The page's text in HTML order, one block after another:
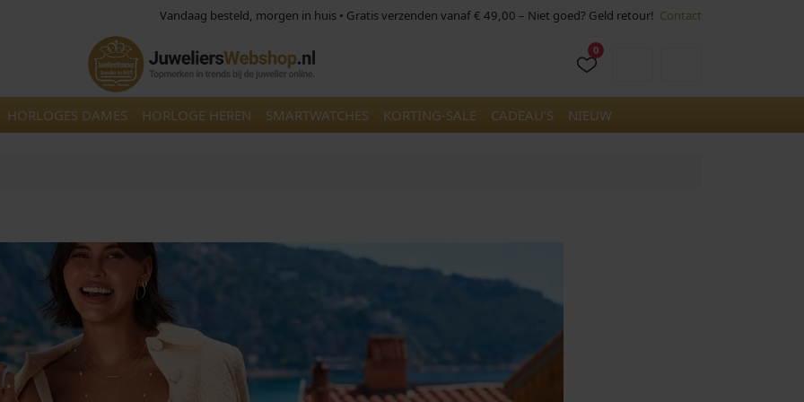
Vandaag besteld, morgen in huis • Gratis verzenden vanaf € 49,00 – Niet goed? Geld retour! Contact
0
HORLOGES DAMES HORLOGE HEREN SMARTWATCHES KORTING-SALE CADEAU’S NIEUW